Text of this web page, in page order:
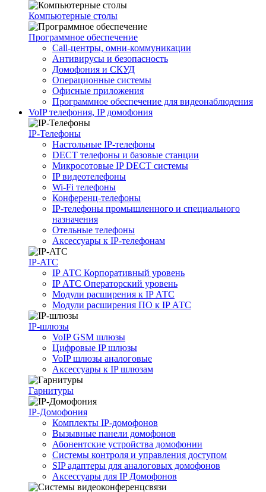
Компьютерные столы
Программное обеспечение
Call-центры, омни-коммуникации
Антивирусы и безопасность
Домофония и СКУД
Операционные системы
Офисные приложения
Программное обеспечение для видеонаблюдения
VoIP телефония, IP домофония
IP-Телефоны
Настольные IP-телефоны
DECT телефоны и базовые станции
Микросотовые IP DECT системы
IP видеотелефоны
Wi-Fi телефоны
Конференц-телефоны
IP-телефоны промышленного и специального
назначения
Отельные телефоны
Аксессуары к IP-телефонам
IP-ATC
IP АТС Корпоративный уровень
IP АТС Операторский уровень
Модули расширения к IP АТС
Модули расширения ПО к IP АТС
IP-шлюзы
VoIP GSM шлюзы
Цифровые IP шлюзы
VoIP шлюзы аналоговые
Аксессуары к IP шлюзам
Гарнитуры
IP-Домофония
Комплекты IP-домофонов
Вызывные панели домофонов
Абонентские устройства домофонии
Системы контроля и управления доступом
SIP адаптеры для аналоговых домофонов
Аксессуары для IP Домофонов